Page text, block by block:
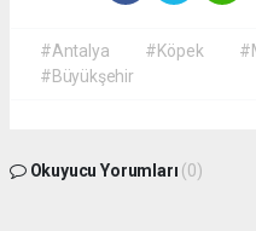
#Antalya #Köpek
#Büyükşehir
Okuyucu Yorumları (0)